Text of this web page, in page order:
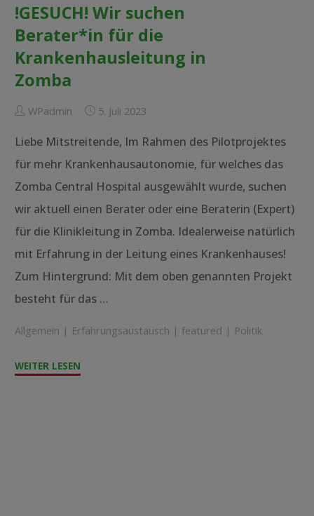
Afrika
aufbauen
wer
Ahnung
Lust
auf
!GESUCH! Wir suchen
Berater*in für die
Krankenhausleitung in
Zomba
WPadmin 5. Juli 2023
Liebe Mitstreitende, Im Rahmen des Pilotprojektes
für mehr Krankenhausautonomie, für welches das
Zomba Central Hospital ausgewählt wurde, suchen
wir aktuell einen Berater oder eine Beraterin (Expert)
für die Klinikleitung in Zomba. Idealerweise natürlich
mit Erfahrung in der Leitung eines Krankenhauses!
Zum Hintergrund: Mit dem oben genannten Projekt
besteht für das …
Allgemein | Erfahrungsaustausch | featured | Politik
WEITER LESEN